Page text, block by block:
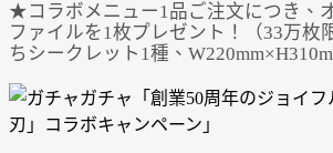
★コラボメニュー1品ご注文につき、
ファイルを1枚プレゼント！（33万枚
ちシークレット1種、